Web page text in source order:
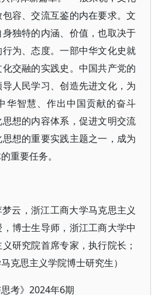
容、交流互鉴的内在要求。文
独特的内涵、价值，也取决于
为、态度。一部中华文化史就
交融的实践史。中国共产党的
人民学习、创造先进文化，为
华智慧、作出中国贡献的奋斗
想的内容体系，促进文明交流
想的重要实践主题之一，成为
重要任务。
梦云，浙江工商大学马克思主义
博士生导师，浙江工商大学中
研究院首席专家，执行院长；
克思主义学院博士研究生）
考》2024年6期